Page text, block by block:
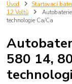
Úvod Startovací
12 Voltů
technologie Ca/Ca
580 14,